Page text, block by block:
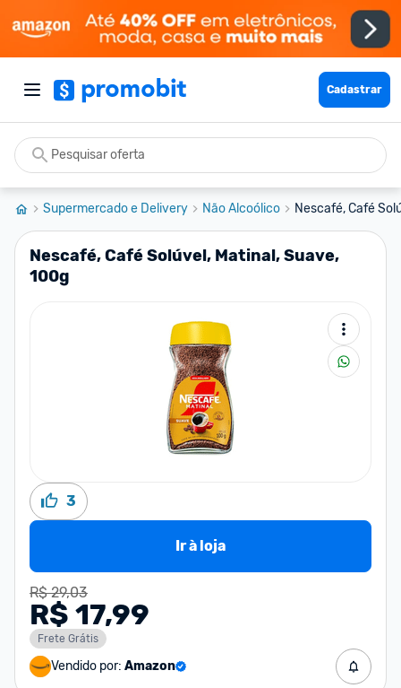
Cadastrar
Supermercado e Delivery Não Alcoólico Nescafé, Café
Nescafé, Café Solúvel, Matinal, Suave,
100g
3
Ir à loja
R$ 29,03
R$ 17,99
Frete Grátis
Vendido por: Amazon